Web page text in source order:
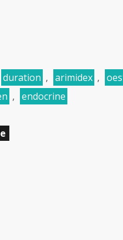
duration , arimidex ,
, endocrine